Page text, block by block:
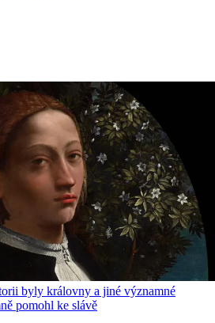
byly královny a jiné významné
pomohl ke slávě